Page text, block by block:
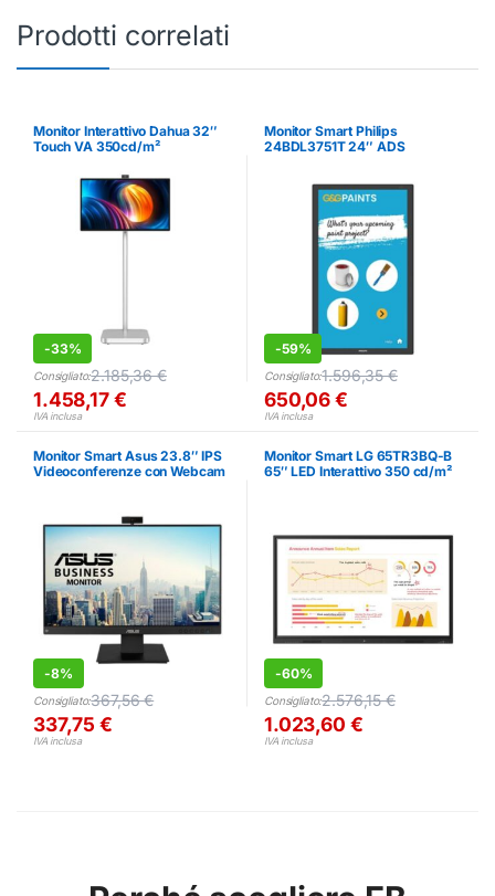
Prodotti correlati
Monitor Interattivo Dahua 32″
Touch VA 350cd/m²
-33%
Consigliato:2.185,36€
1.458,17€
IVA inclusa
Monitor Smart Philips
24BDL3751T 24″ ADS
-59%
Consigliato:1.596,35€
650,06€
IVA inclusa
Monitor Smart Asus 23.8″ IPS
Videoconferenze con Webcam
-8%
Consigliato:367,56€
337,75€
IVA inclusa
Monitor Smart LG 65TR3BQ-B
65″ LED Interattivo 350 cd/m²
-60%
Consigliato:2.576,15€
1.023,60 €
IVA inclusa